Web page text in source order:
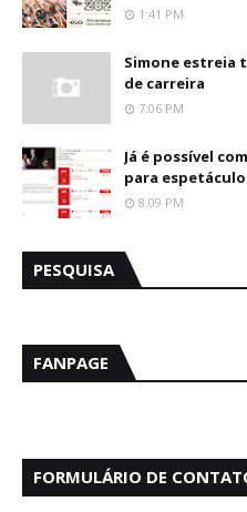
1:41 PM
Simone estreia
de carreira
7:06 PM
Já é possível
para
8:09 PM
PESQUISA
FANPAGE
FORMULÁRIO DE